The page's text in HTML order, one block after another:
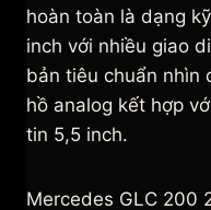
hoàn toàn là dạng
inch với nhiều giao
bản tiêu chuẩn nhìn
hồ analog kết hợp
tin 5,5 inch.
Mercedes GLC 200